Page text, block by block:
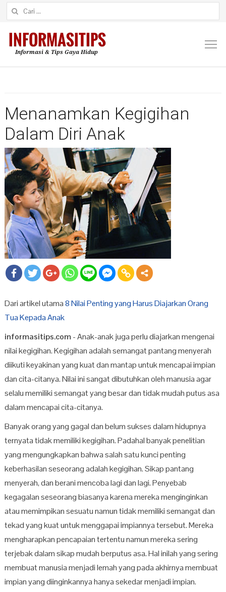
Cari untuk:
Menanamkan Kegigihan
Dalam Diri Anak
Dari artikel utama8 Nilai Penting yang Harus Diajarkan Orang
Tua Kepada Anak
informasitips.com- Anak-anak juga perlu diajarkan mengenai
nilai kegigihan. Kegigihan adalah semangat pantang menyerah
diikuti keyakinan yang kuat dan mantap untuk mencapai impian
dan cita-citanya. Nilai ini sangat dibutuhkan oleh manusia agar
selalu memiliki semangat yang besar dan tidak mudah putus asa
dalam mencapai cita-citanya.
Banyak orang yang gagal dan belum sukses dalam hidupnya
ternyata tidak memiliki kegigihan. Padahal banyak penelitian
yang mengungkapkan bahwa salah satu kunci penting
keberhasilan seseorang adalah kegigihan. Sikap pantang
menyerah, dan berani mencoba lagi dan lagi. Penyebab
kegagalan seseorang biasanya karena mereka menginginkan
atau memimpikan sesuatu namun tidak memiliki semangat dan
tekad yang kuat untuk menggapai impiannya tersebut. Mereka
mengharapkan pencapaian tertentu namun mereka sering
terjebak dalam sikap mudah berputus asa. Hal inilah yang sering
membuat manusia menjadi lemah yang pada akhirnya membuat
impian yang diinginkannya hanya sekedar menjadi impian.